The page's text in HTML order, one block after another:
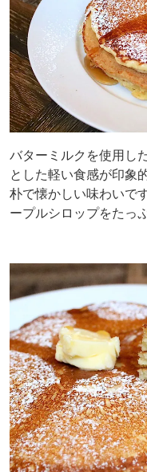
バターミルクを使用し
とした軽い食感が印象
朴で懐かしい味わいで
ープルシロップをたっ